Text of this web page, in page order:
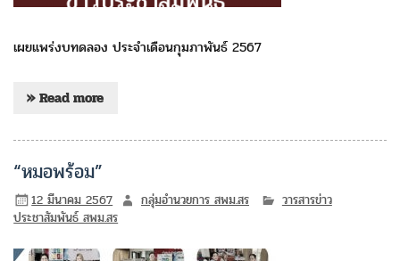
เผยแพร่งบทดลอง ประจำเดือนกุมภาพันธ์ 2567
» Read more
“หมอพร้อม”
12 มีนาคม 2567 กลุ่มอำนวยการ สพม.สร
วารสารข่าว
ประชาสัมพันธ์ สพม.สร